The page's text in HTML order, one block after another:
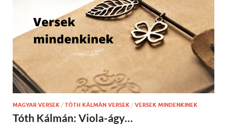
MAGYAR VERSEK / TÓTH KÁLMÁN VERSEK / VERSEK MINDENKINEK
Tóth Kálmán: Viola-ágy…